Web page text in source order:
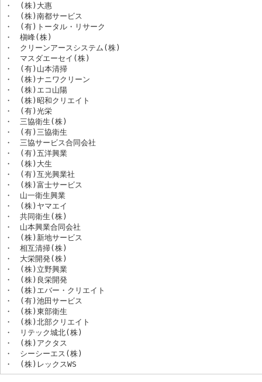
・　(株)大惠
・　(株)南都サービス
・　(有)トータル・リサーク
・　槇峰(株)
・　クリーンアースシステム(株)
・　マスダエーセイ(株)
・　(有)山本清掃
・　(株)ナニワクリーン
・　(株)エコ山陽
・　(株)昭和クリエイト
・　(有)光栄
・　三協衛生(株)
・　(有)三協衛生
・　三協サービス合同会社
・　(有)五洋興業
・　(株)大生
・　(有)互光興業社
・　(株)富士サービス
・　山一衛生興業
・　(株)ヤマエイ
・　共同衛生(株)
・　山本興業合同会社
・　(株)新地サービス
・　相互清掃(株)
・　大栄開発(株)
・　(株)立野興業
・　(株)良栄開発
・　(株)エバー・クリエイト
・　(有)池田サービス
・　(株)東部衛生
・　(株)北部クリエイト
・　リテック城北(株)
・　(株)アクタス
・　シーシーエス(株)
・　(株)レックスWS